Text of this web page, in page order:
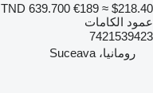
TND 639.700 €189 ≈ $218.40
عمود الكامات
7421539423
رومانيا، Suceava